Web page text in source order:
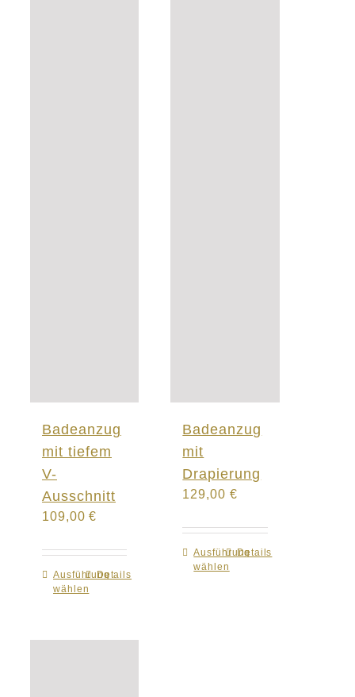
Badeanzug
mit tiefem
V-
Ausschnitt
109,00€
Ausführung
wählen
Dieses
Produkt
Details
Badeanzug
mit
Drapierung
129,00 €
Ausführung
wählen
Dieses
Produkt
Details